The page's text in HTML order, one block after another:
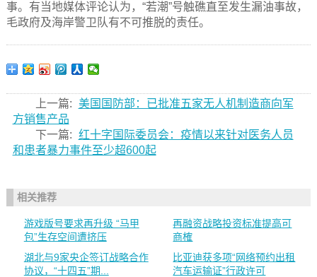
事。有当地媒体评论认为，“若潮”号触礁直至发生漏油事故，
毛政府及海岸警卫队有不可推脱的责任。
上一篇: 美国国防部：已批准五家无人机制造商向军
方销售产品
下一篇: 红十字国际委员会：疫情以来针对医务人员
和患者暴力事件至少超600起
相关推荐
游戏版号要求再升级 “马甲
包”生存空间遭挤压
再融资战略投资标准提高可
商榷
湖北与9家央企签订战略合作
协议，“十四五”期...
比亚迪获多项“网络预约出租
汽车运输证”行政许可